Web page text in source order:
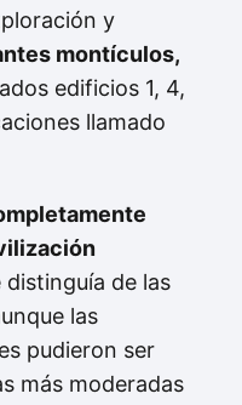
y
montículos,
edificios 1, 4,
llamado
de las
las
pudieron ser
más moderadas